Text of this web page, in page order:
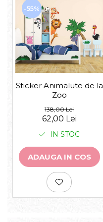
-55%
Sticker Animalute de la
Zoo
138,00 Lei
62,00 Lei
IN STOC
ADAUGA IN COS